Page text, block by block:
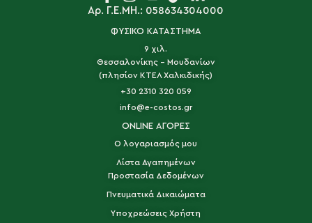
Αρ. Γ.Ε.ΜΗ.: 058634304000
ΦΥΣΙΚΟ ΚΑΤΑΣΤΗΜΑ
9 χιλ.
Θεσσαλονίκης - Μουδανίων
(πλησίον ΚΤΕΛ Χαλκιδικής)
+30 2310 320 059
info@e-costos.gr
ONLINE ΑΓΟΡΕΣ
Ο λογαριασμός μου
Λίστα Αγαπημένων
Προστασία Δεδομένων
Πνευματικά Δικαιώματα
Υποχρεώσεις Χρήστη